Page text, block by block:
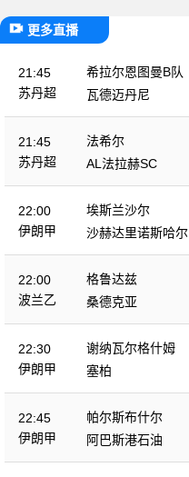
更多直播
21:45
苏丹超
希拉尔恩图曼B队
瓦德迈丹尼
21:45
苏丹超
法希尔
AL法拉赫SC
22:00
伊朗甲
埃斯兰沙尔
沙赫达里诺斯哈尔
22:00
波兰乙
格鲁达兹
桑德克亚
22:30
伊朗甲
谢纳瓦尔格什姆
塞柏
22:45
伊朗甲
帕尔斯布什尔
阿巴斯港石油